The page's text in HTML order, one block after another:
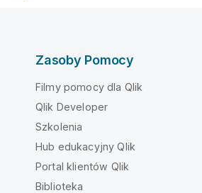
Zasoby Pomocy
Filmy pomocy dla Qlik
Qlik Developer
Szkolenia
Hub edukacyjny Qlik
Portal klientów Qlik
Biblioteka